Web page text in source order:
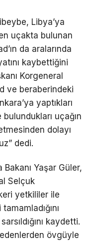
Libya’ya
uçakta bulunan
da aralarında
kaybettiğini
Korgeneral
ve beraberindeki
yaptıkları
uçağın
dolayı
dedi.
Yaşar Güler,
Selçuk
yetkililer ile
kaydetti.
övgüyle